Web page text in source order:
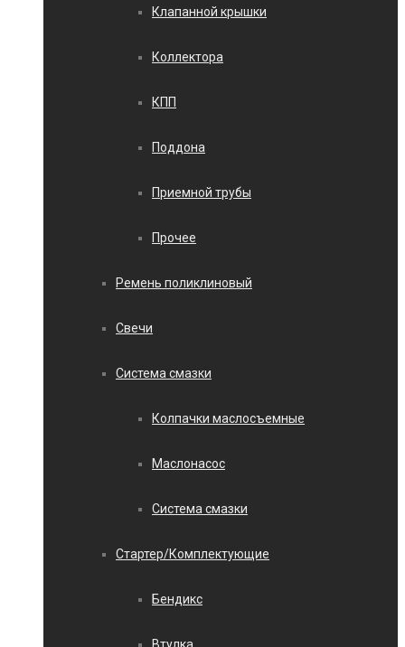
Клапанной крышки
Коллектора
КПП
Поддона
Приемной трубы
Прочее
Ремень поликлиновый
Свечи
Система смазки
Колпачки маслосъемные
Маслонасос
Система смазки
Стартер/Комплектующие
Бендикс